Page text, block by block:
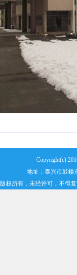
Copyright(c)
地址：泰兴市鼓楼
版权所有，未经许可，不得